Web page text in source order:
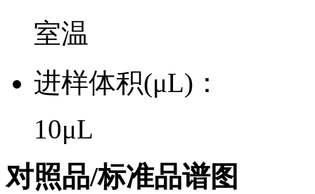
室温
进样体积(μL)：
10μL
对照品/标准品谱图